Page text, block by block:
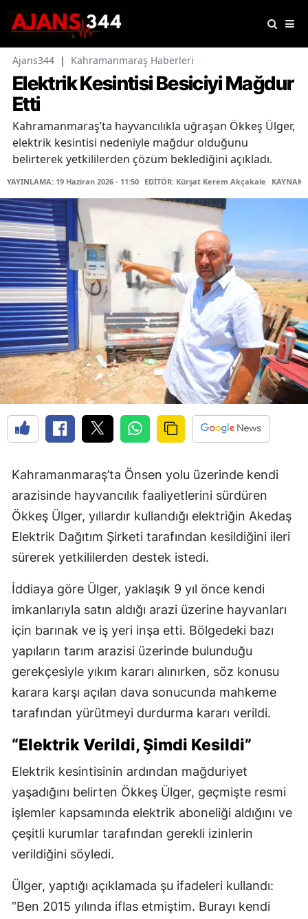
Ajans344 | Kahramanmaraş Haberleri
Elektrik Kesintisi Besiciyi Mağdur
Etti
Kahramanmaraş’ta hayvancılıkla uğraşan Ökkeş Ülger,
elektrik kesintisi nedeniyle mağdur olduğunu
belirterek yetkililerden çözüm beklediğini açıkladı.
YAYINLAMA: 19 Haziran 2026 - 11:50 EDİTÖR: Kürşat Kerem Akçakale KAYNAK:
Kahramanmaraş’ta Önsen yolu üzerinde kendi
arazisinde hayvancılık faaliyetlerini sürdüren
Ökkeş Ülger, yıllardır kullandığı elektriğin Akedaş
Elektrik Dağıtım Şirketi tarafından kesildiğini ileri
sürerek yetkililerden destek istedi.
İddiaya göre Ülger, yaklaşık 9 yıl önce kendi
imkanlarıyla satın aldığı arazi üzerine hayvanları
için barınak ve iş yeri inşa etti. Bölgedeki bazı
yapıların tarım arazisi üzerinde bulunduğu
gerekçesiyle yıkım kararı alınırken, söz konusu
karara karşı açılan dava sonucunda mahkeme
tarafından yürütmeyi durdurma kararı verildi.
“Elektrik Verildi, Şimdi Kesildi”
Elektrik kesintisinin ardından mağduriyet
yaşadığını belirten Ökkeş Ülger, geçmişte resmi
işlemler kapsamında elektrik aboneliği aldığını ve
çeşitli kurumlar tarafından gerekli izinlerin
verildiğini söyledi.
Ülger, yaptığı açıklamada şu ifadeleri kullandı:
“Ben 2015 yılında iflas etmiştim. Burayı kendi